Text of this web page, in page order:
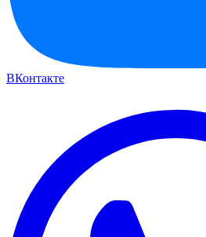
ВКонтакте